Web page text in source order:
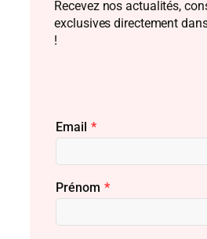
Recevez nos actualités,
exclusives directement
!
Email *
Prénom *